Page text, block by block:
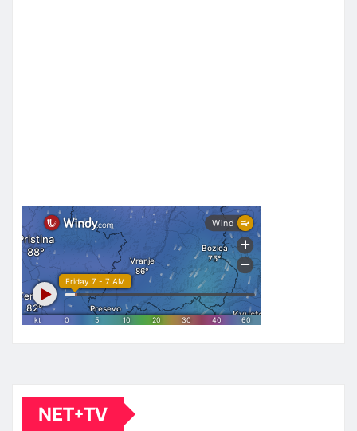
NET+TV